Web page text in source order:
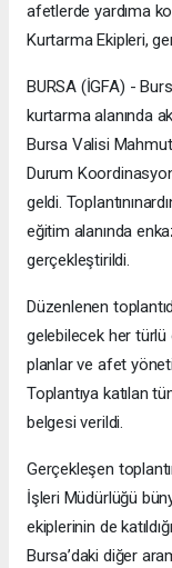
afetlerde yardıma
Kurtarma Ekipleri,
BURSA (İGFA) -
kurtarma alanında
Bursa Valisi
Durum
geldi.
eğitim alanında
gerçekleştirildi.
Düzenlenen
gelebilecek her türlü
planlar ve afet
Toplantıya katılan
belgesi verildi.
Gerçekleşen
İşleri Müdürlüğü
ekiplerinin de
Bursa’daki diğer